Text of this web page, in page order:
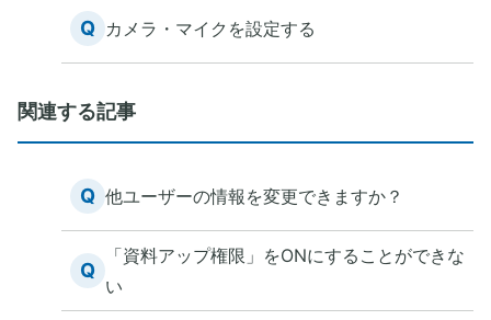
Q カメラ・マイクを設定する
関連する記事
Q 他ユーザーの情報を変更できますか？
Q
「資料アップ権限」をONにすることができな
い